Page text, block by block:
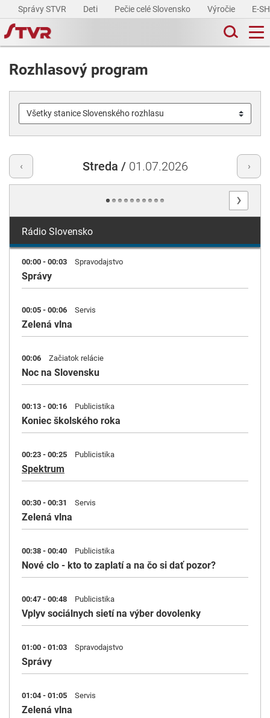
Správy STVR Deti Pečie celé Slovensko Výročie E-
Rozhlasový program
‹ Streda / 01.07.2026 ›
›
Rádio Slovensko
00:00 - 00:03 Spravodajstvo
Správy
00:05 - 00:06 Servis
Zelená vlna
00:06 Začiatok relácie
Noc na Slovensku
00:13 - 00:16 Publicistika
Koniec školského roka
00:23 - 00:25 Publicistika
Spektrum
00:30 - 00:31 Servis
Zelená vlna
00:38 - 00:40 Publicistika
Nové clo - kto to zaplatí a na čo si dať pozor?
00:47 - 00:48 Publicistika
Vplyv sociálnych sietí na výber dovolenky
01:00 - 01:03 Spravodajstvo
Správy
01:04 - 01:05 Servis
Zelená vlna